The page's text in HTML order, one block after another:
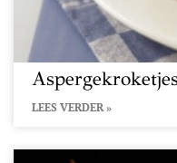
LEES VERDER »